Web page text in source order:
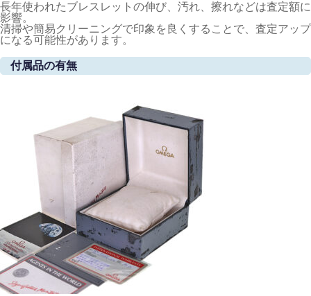
長年使われたブレスレットの伸び、汚れ、擦れなどは査定額に
影響。
清掃や簡易クリーニングで印象を良くすることで、査定アップ
になる可能性があります。
付属品の有無